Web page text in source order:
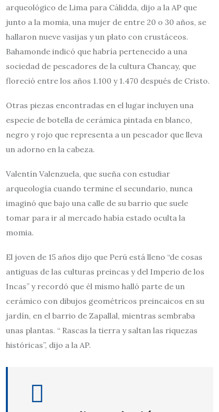
arqueológico de Lima para Cálidda, dijo a la AP que
junto a la momia, una mujer de entre 20 o 30 años, se
hallaron nueve vasijas y un plato con crustáceos.
Bahamonde indicó que habría pertenecido a una
sociedad de pescadores de la cultura Chancay, que
floreció entre los años 1.100 y 1.470 después de Cristo.
Otras piezas encontradas en el lugar incluyen una
especie de botella de cerámica pintada en blanco,
negro y rojo que representa a un pescador que lleva
un adorno en la cabeza.
Valentín Valenzuela, que sueña con estudiar
arqueología cuando termine el secundario, nunca
imaginó que bajo una calle de su barrio que suele
tomar para ir al mercado había estado oculta la
momia.
El joven de 15 años dijo que Perú está lleno “de cosas
antiguas de las culturas preincas y del Imperio de los
Incas” y recordó que él mismo halló parte de un
cerámico con dibujos geométricos preincaicos en su
jardín, en el barrio de Zapallal, mientras sembraba
unas plantas. “ Rascas la tierra y saltan las riquezas
históricas”, dijo a la AP.